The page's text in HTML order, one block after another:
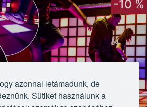
azonnal letámadunk, de
Sütiket használunk a
-10 %
pálya és játékmód!